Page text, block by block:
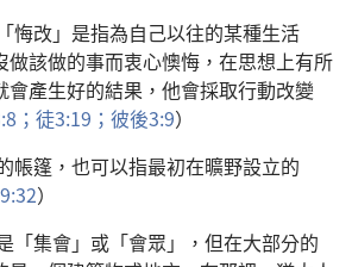
悔改」 是指為自己以往的某種生活
做該做的事而衷心懊悔 ， 在思想 上有所
會產生好的結果 ， 他會採取行動改變
； 徒3:19； 彼後3:9）
帳篷 ， 也可以指最初在曠野設立的
）
「集會」 或 「會眾 」， 但在大部分的